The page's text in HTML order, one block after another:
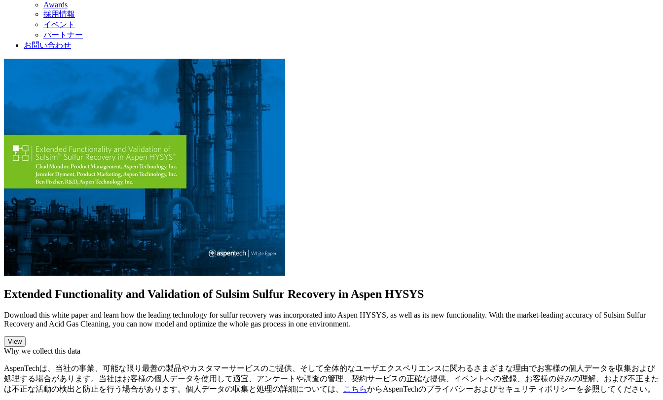
Awards
採用情報
イベント
パートナー
お問い合わせ
Extended Functionality and Validation of Sulsim Sulfur Recovery in Aspen HYSYS
Download this white paper and learn how the leading technology for sulfur recovery was incorporated into Aspen HYSYS, as well as its new functionality. With the market-leading accuracy of Sulsim Sulfur
Recovery and Acid Gas Cleaning, you can now model and optimize the whole gas process in one environment.
Why we collect this data
AspenTechは、当社の事業、可能な限り最善の製品やカスタマーサービスのご提供、そして全体的なユーザエクスペリエンスに関わるさまざまな理由でお客様の個人データを収集および
処理する場合があります。当社はお客様の個人データを使用して適宜、アンケートや調査の管理、契約サービスの正確な提供、イベントへの登録、お客様の好みの理解、および不正また
は不正な活動の検出と防止を行う場合があります。個人データの収集と処理の詳細については、
こちらからAspenTechのプライバシーおよびセキュリティポリシーを参照してください。